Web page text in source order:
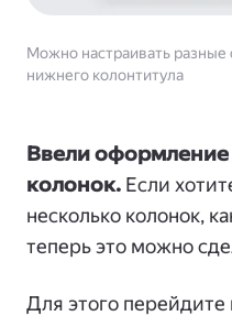
Можно настраивать разные
нижнего колонтитула
Ввели оформление
колонок. Если
несколько колонок,
теперь это можно
Для этого